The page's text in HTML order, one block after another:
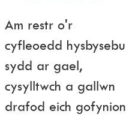
Am restr o'r
cyfleoedd hysbysebu
sydd ar gael,
cysylltwch a gallwn
drafod eich gofynion